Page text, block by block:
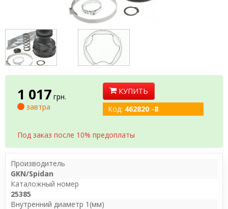
1 017 грн.
завтра
КУПИТЬ
Код: 462820 -8
Под заказ после 10% предоплаты
Производитель
GKN/Spidan
Каталожный номер
25385
Внутренний диаметр 1(мм)